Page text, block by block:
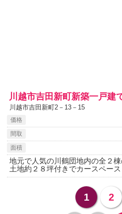
川越市吉田新町新築一戸建
川越市吉田新町2－13－15
価格
間取
面積
地元で人気の川鶴団地内の全２棟
土地約２８坪付きでカースペー
1 2